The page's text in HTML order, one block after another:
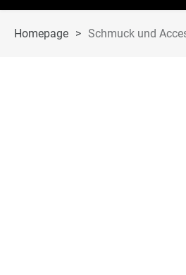
Homepage > Schmuck und